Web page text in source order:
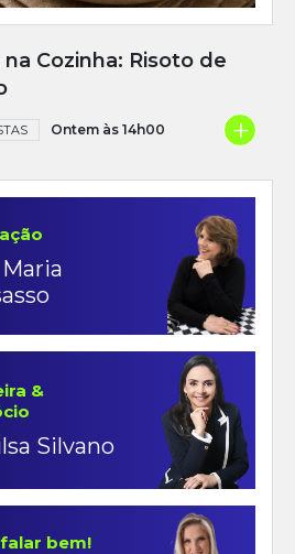
na Cozinha: Risoto de
Ontem às 14h00 +
&
Silvano
bem!